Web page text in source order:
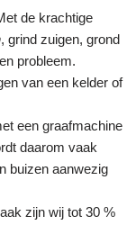
de krachtige
, grind zuigen, grond
probleem.
van een kelder of
een graafmachine
daarom vaak
buizen aanwezig
zijn wij tot 30 %